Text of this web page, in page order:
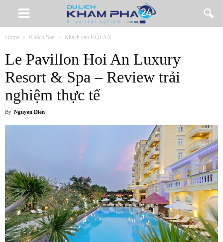
Home Khách Sạn Khách sạn HỘI AN
Le Pavillon Hoi An Luxury
Resort & Spa – Review trải
nghiệm thực tế
By Nguyen Dien